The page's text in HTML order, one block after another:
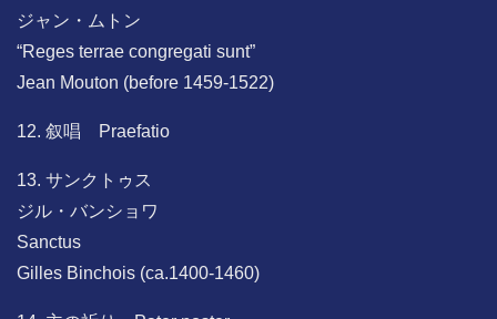
ジャン・ムトン
“Reges terrae congregati sunt”
Jean Mouton (before 1459-1522)
12. 叙唱 Praefatio
13. サンクトゥス
ジル・バンショワ
Sanctus
Gilles Binchois (ca.1400-1460)